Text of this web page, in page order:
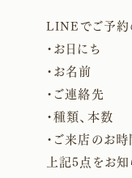
LINEでご予約
・お日にち
・お名前
・ご連絡先
・種類、本数
・ご来店のお時
上記5点をお知